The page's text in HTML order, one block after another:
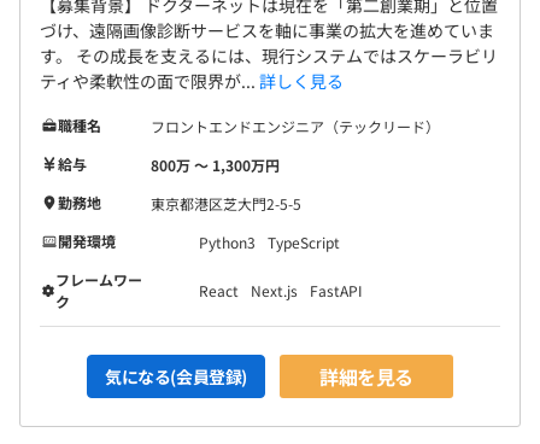
づけ、遠隔画像診断サービスを軸に事業の拡大を進めていま
す。 その成長を支えるには、現行システムではスケーラビリ
ティや柔軟性の面で限界が... 詳しく見る
職種名
フロントエンドエンジニア（テックリード）
給与
800万 〜 1,300万円
勤務地
東京都港区芝大門2-5-5
開発環境
Python3
TypeScript
フレームワー
ク
React Next.js FastAPI
気になる(会員登録) 詳細を見る